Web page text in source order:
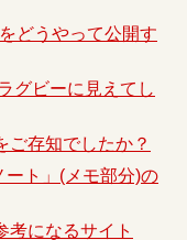
どうやって公開す
グビーに見えてし
ご存知でしたか？
ト」(メモ部分)の
考になるサイト